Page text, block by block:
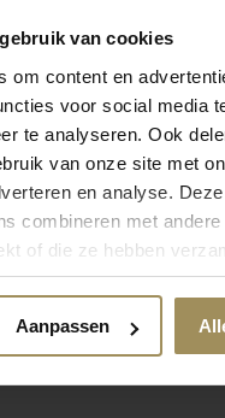
van cookies
om content en
voor social media
te analyseren. Ook
van onze site met
en analyse.
combineren met
of die ze hebben
services.
Aanpassen
meer